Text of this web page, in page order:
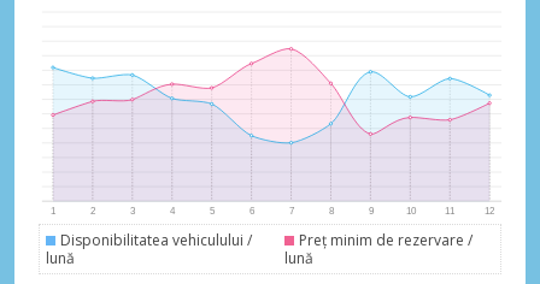
Autentificare cu eLink
Disponibilitatea vehiculului /
lună
Preț minim de rezervare /
lună